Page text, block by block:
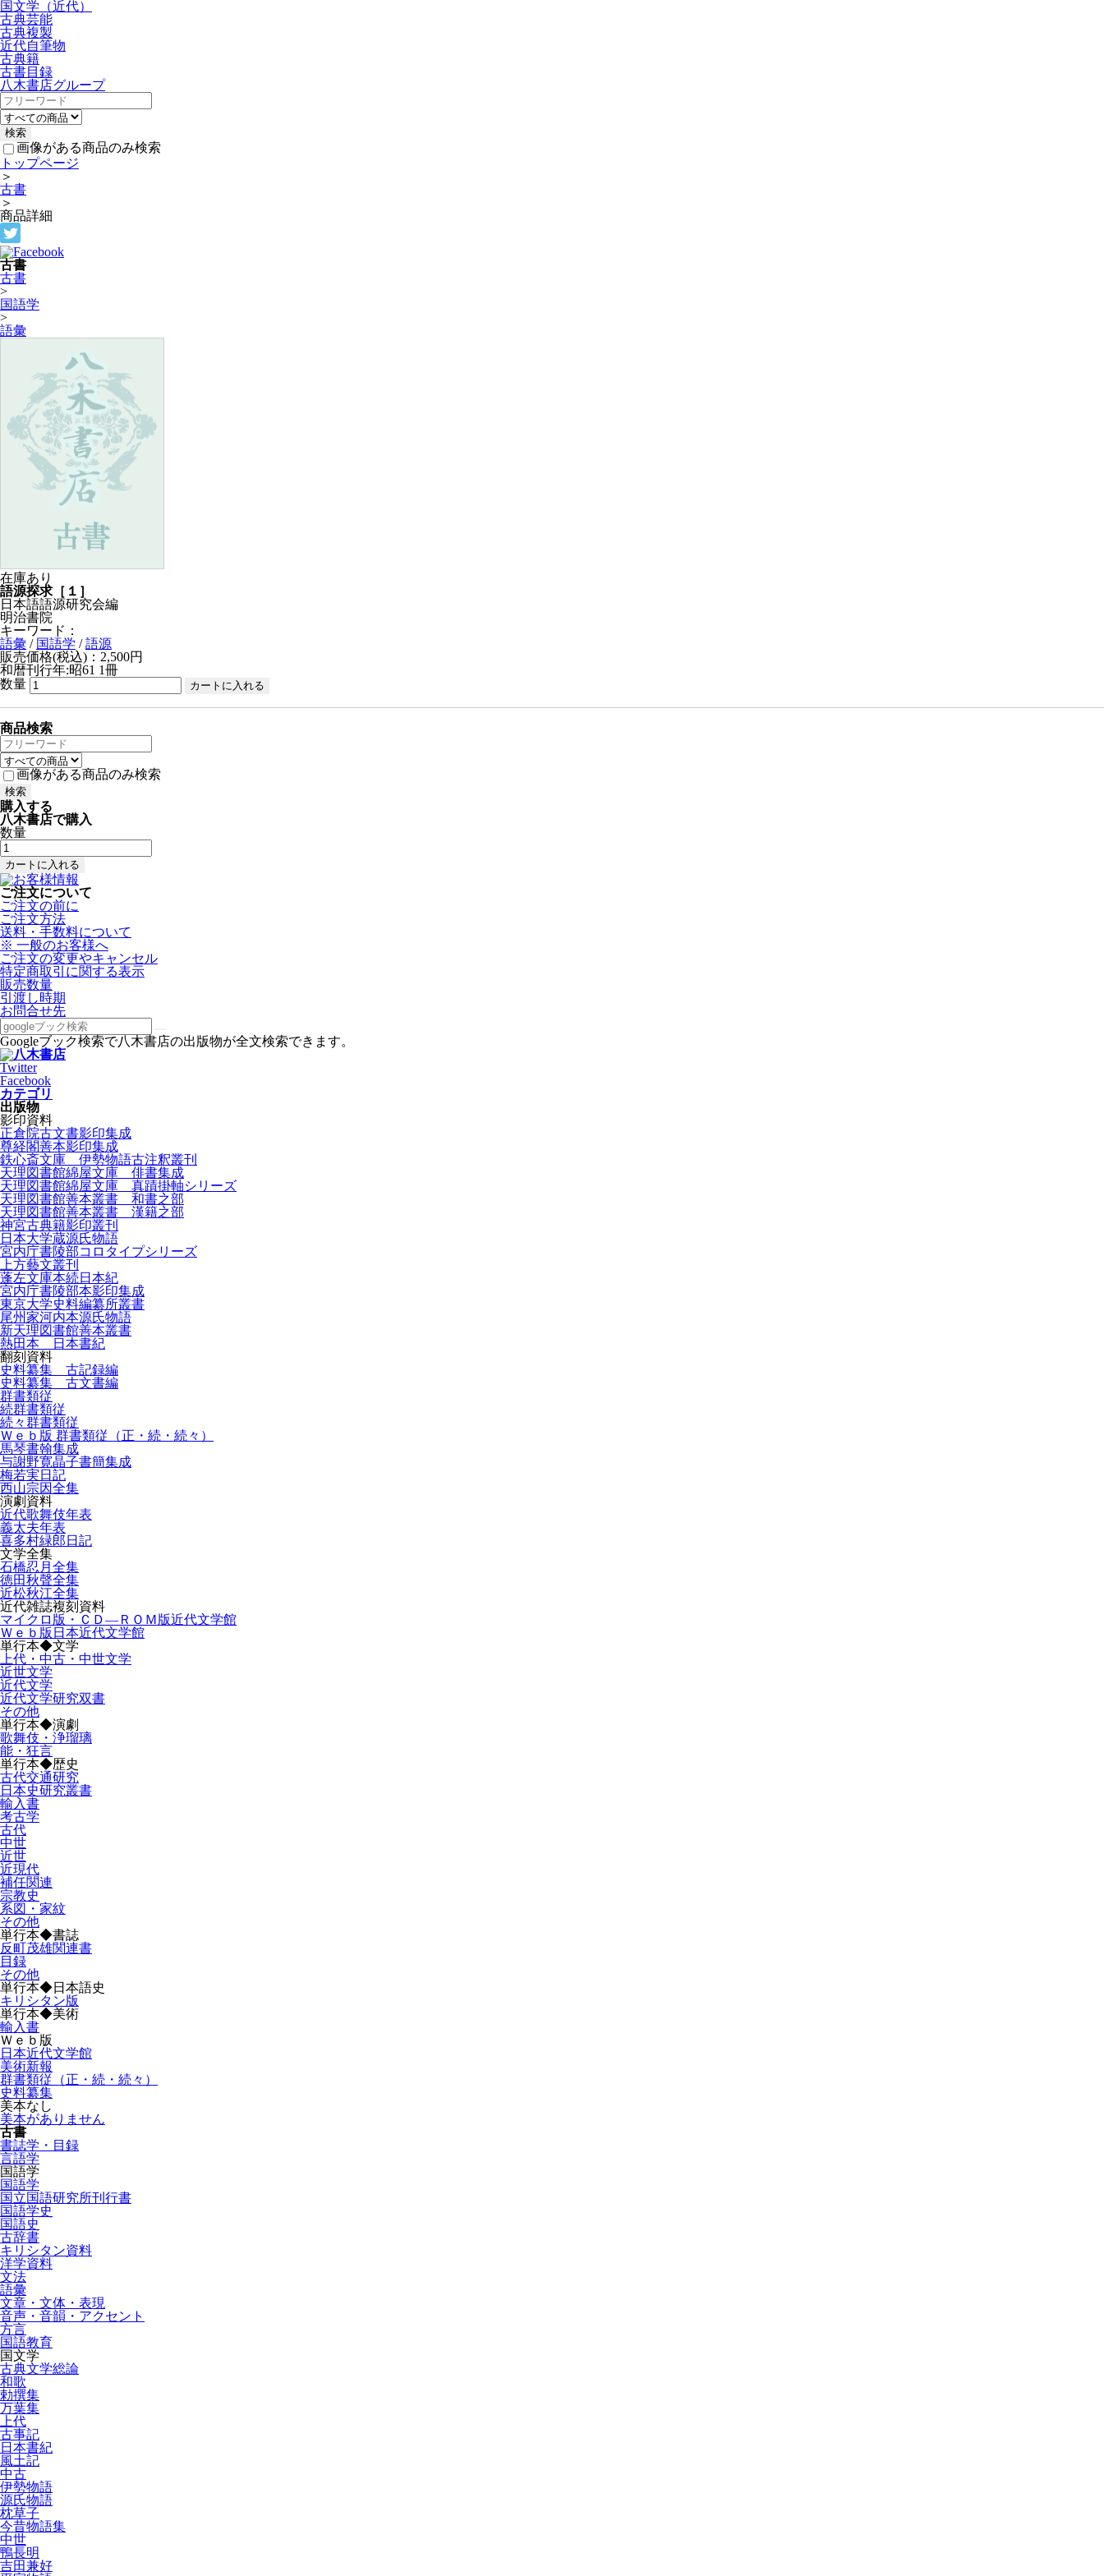
国文学（近代）
古典芸能
古典複製
近代自筆物
古典籍
古書目録
八木書店グループ
画像がある商品のみ検索
トップページ
＞
古書
＞
商品詳細
古書
古書
>
国語学
>
語彙
在庫あり
語源探求［１］
日本語語源研究会編
明治書院
キーワード：
語彙 / 国語学 /語源
販売価格(税込)：2,500円
和暦刊行年:昭61 1冊
数量
商品検索
画像がある商品のみ検索
購入する
八木書店で購入
数量
ご注文について
ご注文の前に
ご注文方法
送料・手数料について
※ 一般のお客様へ
ご注文の変更やキャンセル
特定商取引に関する表示
販売数量
引渡し時期
お問合せ先
Googleブック検索で八木書店の出版物が全文検索できます。
Twitter
Facebook
カテゴリ
出版物
影印資料
正倉院古文書影印集成
尊経閣善本影印集成
鉄心斎文庫 伊勢物語古注釈叢刊
天理図書館綿屋文庫 俳書集成
天理図書館綿屋文庫 真蹟掛軸シリーズ
天理図書館善本叢書 和書之部
天理図書館善本叢書 漢籍之部
神宮古典籍影印叢刊
日本大学蔵源氏物語
宮内庁書陵部コロタイプシリーズ
上方藝文叢刊
蓬左文庫本続日本紀
宮内庁書陵部本影印集成
東京大学史料編纂所叢書
尾州家河内本源氏物語
新天理図書館善本叢書
熱田本 日本書紀
翻刻資料
史料纂集 古記録編
史料纂集 古文書編
群書類従
続群書類従
続々群書類従
Ｗｅｂ版 群書類従（正・続・続々）
馬琴書翰集成
与謝野寛晶子書簡集成
梅若実日記
西山宗因全集
演劇資料
近代歌舞伎年表
義太夫年表
喜多村緑郎日記
文学全集
石橋忍月全集
徳田秋聲全集
近松秋江全集
近代雑誌複刻資料
マイクロ版・ＣＤ―ＲＯＭ版近代文学館
Ｗｅｂ版日本近代文学館
単行本◆文学
上代・中古・中世文学
近世文学
近代文学
近代文学研究双書
その他
単行本◆演劇
歌舞伎・浄瑠璃
能・狂言
単行本◆歴史
古代交通研究
日本史研究叢書
輸入書
考古学
古代
中世
近世
近現代
補任関連
宗教史
系図・家紋
その他
単行本◆書誌
反町茂雄関連書
目録
その他
単行本◆日本語史
キリシタン版
単行本◆美術
輸入書
Ｗｅｂ版
日本近代文学館
美術新報
群書類従（正・続・続々）
史料纂集
美本なし
美本がありません
古書
書誌学・目録
言語学
国語学
国語学
国立国語研究所刊行書
国語学史
国語史
古辞書
キリシタン資料
洋学資料
文法
語彙
文章・文体・表現
音声・音韻・アクセント
方言
国語教育
国文学
古典文学総論
和歌
勅撰集
万葉集
上代
古事記
日本書紀
風土記
中古
伊勢物語
源氏物語
枕草子
今昔物語集
中世
鴨長明
吉田兼好